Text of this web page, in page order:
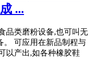
...
品类磨粉设备,也可叫无
。 可应用在新品制程与
以产出,如各种橡胶鞋